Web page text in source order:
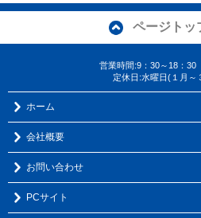
ページトッ
営業時間:9：30～18：
定休日:水曜日(１月～
ホーム
会社概要
お問い合わせ
PCサイト